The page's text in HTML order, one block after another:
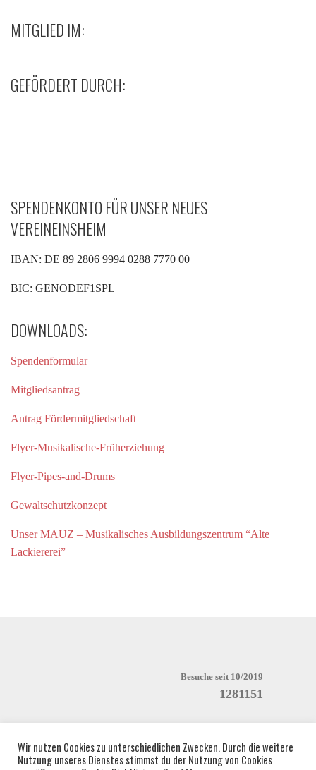
MITGLIED IM:
GEFÖRDERT DURCH:
SPENDENKONTO FÜR UNSER NEUES
VEREINEINSHEIM
IBAN: DE 89 2806 9994 0288 7770 00
BIC: GENODEF1SPL
DOWNLOADS:
Spendenformular
Mitgliedsantrag
Antrag Fördermitgliedschaft
Flyer-Musikalische-Früherziehung
Flyer-Pipes-and-Drums
Gewaltschutzkonzept
Unser MAUZ – Musikalisches Ausbildungszentrum “Alte
Lackiererei”
Besuche seit 10/2019
1281151
Wir nutzen Cookies zu unterschiedlichen Zwecken. Durch die weitere
Nutzung unseres Dienstes stimmst du der Nutzung von Cookies